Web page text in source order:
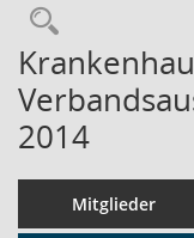
2014
Mitglieder